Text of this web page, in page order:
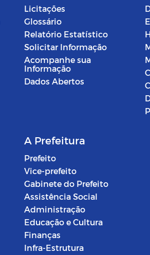
Licitações
Glossário
Relatório Estatístico
Solicitar Informação
Acompanhe sua
Informação
Dados Abertos
A Prefeitura
Prefeito
Vice-prefeito
Gabinete do Prefeito
Assistência Social
Administração
Educação e Cultura
Finanças
Infra-Estrutura